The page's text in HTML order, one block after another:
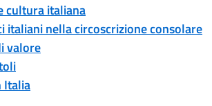
cultura italiana
italiani nella circoscrizione consolare
valore
Italia